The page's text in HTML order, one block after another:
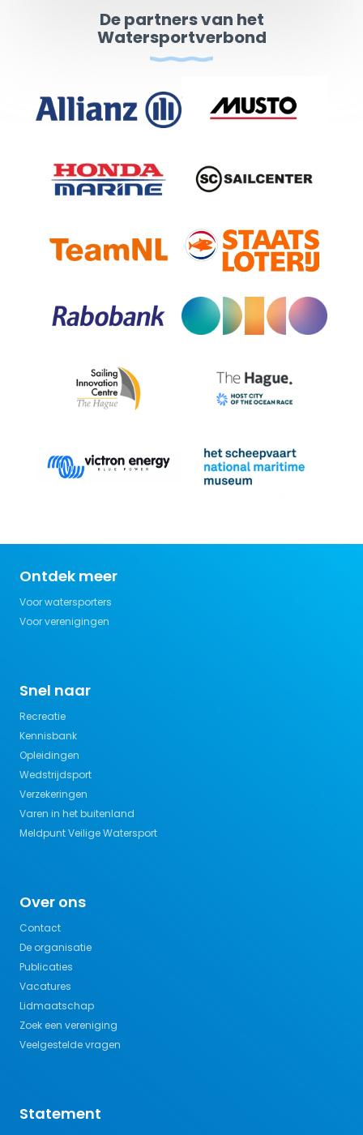
De partners van het
Watersportverbond
Ontdek meer
Voor watersporters
Voor verenigingen
Snel naar
Recreatie
Kennisbank
Opleidingen
Wedstrijdsport
Verzekeringen
Varen in het buitenland
Meldpunt Veilige Watersport
Over ons
Contact
De organisatie
Publicaties
Vacatures
Lidmaatschap
Zoek een vereniging
Veelgestelde vragen
Statement